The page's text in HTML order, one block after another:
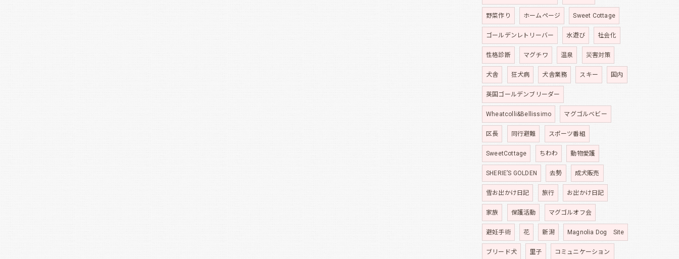
野菜作り ホームページ Sweet Cottage
ゴールデンレトリーバー 水遊び 社会化
性格診断 マグチワ 温泉 災害対策
犬舎 狂犬病 犬舎業務 スキー 国内
英国ゴールデンブリーダー
Wheatcolli&Bellissimo マグゴルベビー
区長 同行避難 スポーツ番組
SweetCottage ちわわ 動物愛護
SHERIE’S GOLDEN 去勢 成犬販売
雪お出かけ日記 旅行 お出かけ日記
家族 保護活動 マグゴルオフ会
避妊手術 花 新潟 Magnolia Dog Site
ブリード犬 里子 コミュニケーション